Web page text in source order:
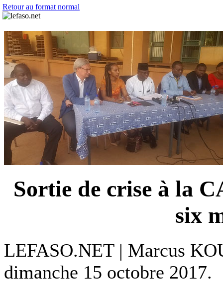
Retour au format normal
Sortie de crise à la
six
LEFASO.NET | Marcus
dimanche 15 octobre 2017.